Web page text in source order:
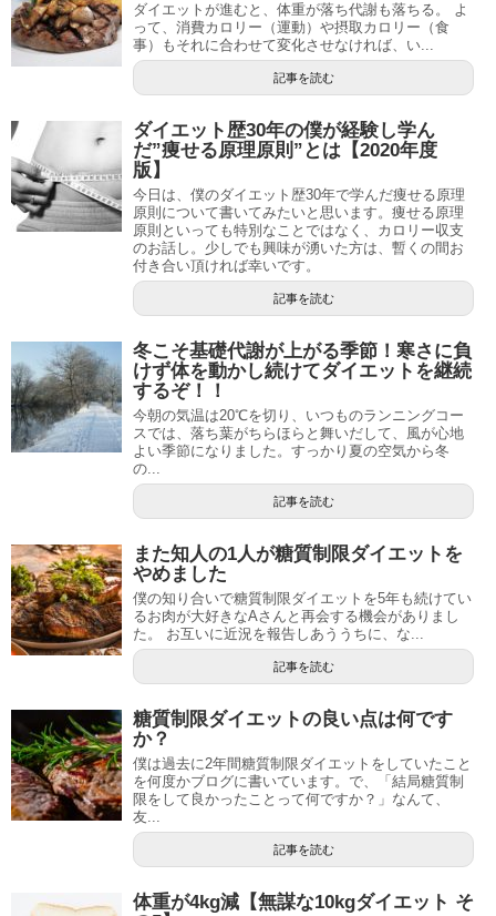
ダイエットが進むと、体重が落ち代謝も落ちる。 よ
って、消費カロリー（運動）や摂取カロリー（食
事）もそれに合わせて変化させなければ、い...
記事を読む
ダイエット歴30年の僕が経験し学ん
だ”痩せる原理原則”とは【2020年度
版】
今日は、僕のダイエット歴30年で学んだ痩せる原理
原則について書いてみたいと思います。痩せる原理
原則といっても特別なことではなく、カロリー収支
のお話し。少しでも興味が湧いた方は、暫くの間お
付き合い頂ければ幸いです。
記事を読む
冬こそ基礎代謝が上がる季節！寒さに負
けず体を動かし続けてダイエットを継続
するぞ！！
今朝の気温は20℃を切り、いつものランニングコー
スでは、落ち葉がちらほらと舞いだして、風が心地
よい季節になりました。すっかり夏の空気から冬
の...
記事を読む
また知人の1人が糖質制限ダイエットを
やめました
僕の知り合いで糖質制限ダイエットを5年も続けてい
るお肉が大好きなAさんと再会する機会がありまし
た。 お互いに近況を報告しあううちに、な...
記事を読む
糖質制限ダイエットの良い点は何です
か？
僕は過去に2年間糖質制限ダイエットをしていたこと
を何度かブログに書いています。で、「結局糖質制
限をして良かったことって何ですか？」なんて、
友...
記事を読む
体重が4kg減【無謀な10kgダイエット そ